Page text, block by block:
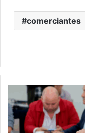
comerciantes
Morelia
CMIC